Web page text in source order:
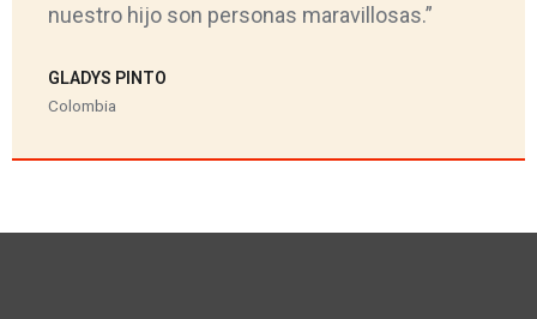
nuestro hijo son personas maravillosas.”
GLADYS PINTO
Colombia